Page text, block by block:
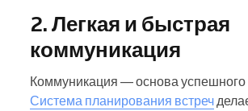
2. Легкая и быстрая
коммуникация
Коммуникация — основа успешного
Система планирования встреч